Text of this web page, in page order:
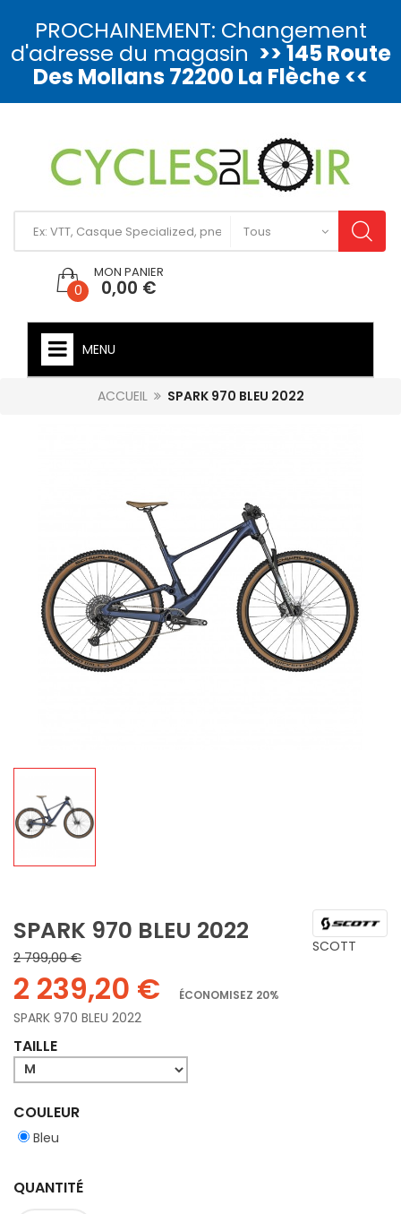
PROCHAINEMENT: Changement
d'adresse du magasin >> 145 Route
Des Mollans 72200 La Flèche <<
0
MON PANIER
0,00 €
MENU
ACCUEIL SPARK 970 BLEU 2022
SCOTT
SPARK 970 BLEU 2022
2 799,00 €
2 239,20 € ÉCONOMISEZ 20%
SPARK 970 BLEU 2022
TAILLE
COULEUR
Bleu
QUANTITÉ